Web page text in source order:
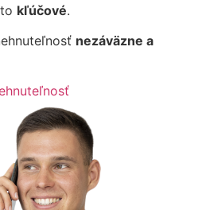
kľúčové.
nezáväzne a